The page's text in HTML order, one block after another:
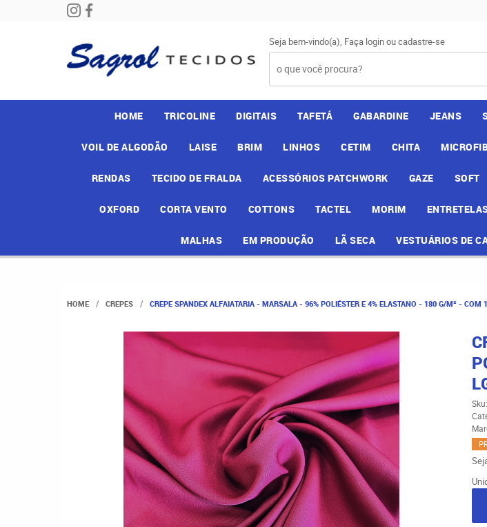
Seja bem-vindo(a), Faça loginoucadastre-se
HOME TRICOLINE DIGITAIS TAFETÁ GABARDINE JEANS
VOIL DE ALGODÃO LAISE BRIM LINHOS CETIM CHITA
RENDAS TECIDO DE FRALDA ACESSÓRIOS PATCHWORK GAZE SOFT
OXFORD CORTA VENTO COTTONS TACTEL MORIM
MALHAS EM PRODUÇÃO LÃ SECA VESTUÁRIOS DE
HOME CREPES CREPE SPANDEX ALFAIATARIA - MARSALA - 96% POLIÉSTER E 4% ELASTANO - 180 G/M² - COM
Sku: